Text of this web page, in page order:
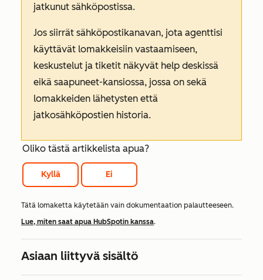
jatkunut sähköpostissa.
Jos siirrät sähköpostikanavan, jota agenttisi
käyttävät lomakkeisiin vastaamiseen,
keskustelut ja tiketit näkyvät help deskissä
eikä saapuneet-kansiossa, jossa on sekä
lomakkeiden lähetysten että
jatkosähköpostien historia.
Oliko tästä artikkelista apua?
Kyllä Ei
Tätä lomaketta käytetään vain dokumentaation palautteeseen.
Lue, miten saat apua HubSpotin kanssa.
Asiaan liittyvä sisältö